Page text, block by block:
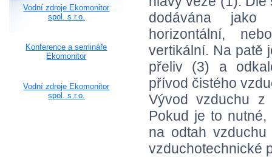
dodávána
horizontální,
vertikální. Na patě
přeliv (3) a
přívod čistého
Vývod vzduchu
Pokud je to
na odtah
vzduchotechnické
Vodní zdroje Ekomonitor
spol. s r.o.
Konference a semináře
Ekomonitor
Vodní zdroje Ekomonitor
spol. s r.o.